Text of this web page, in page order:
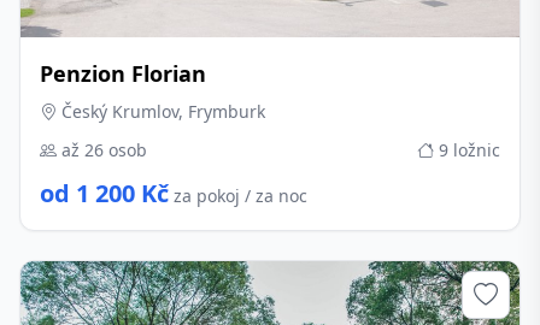
Penzion Florian
Český Krumlov, Frymburk
až 26 osob
9 ložnic
od 1 200 Kč za pokoj / za noc